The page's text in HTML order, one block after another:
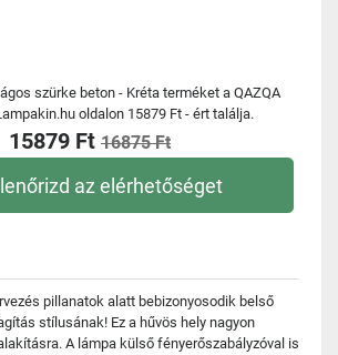
szürke beton - Kréta terméket a QAZQA
oldalon 15879 Ft - ért találja.
15879 Ft 16875 Ft
az elérhetőséget
pillanatok alatt bebizonyosodik belső
stílusának! Ez a hűvös hely nagyon
A lámpa külső fényerőszabályzóval is